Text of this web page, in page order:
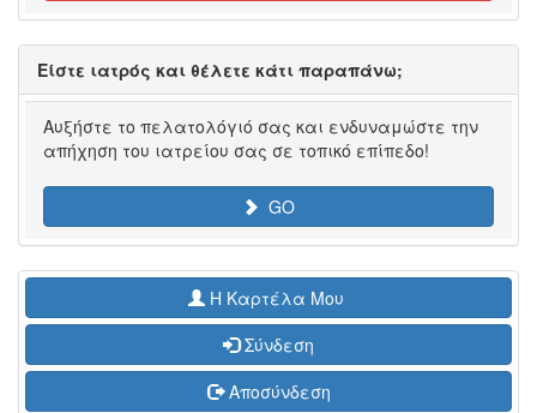
Είστε ιατρός και θέλετε κάτι παραπάνω;
Αυξήστε το πελατολόγιό σας και ενδυναμώστε την
απήχηση του ιατρείου σας σε τοπικό επίπεδο!
GO
H Καρτέλα Μου
Σύνδεση
Αποσύνδεση